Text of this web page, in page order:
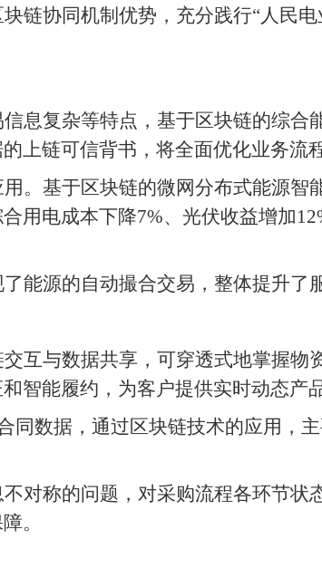
链协同机制优势，充分践行“人民
息复杂等特点，基于区块链的综
上链可信背书，将全面优化业务流
。基于区块链的微网分布式能源智
用电成本下降7%、光伏收益增加
能源的自动撮合交易，整体提升了
互与数据共享，可穿透式地掌握
智能履约，为客户提供实时动态产
同数据，通过区块链技术的应用，
对称的问题，对采购流程各环节
。